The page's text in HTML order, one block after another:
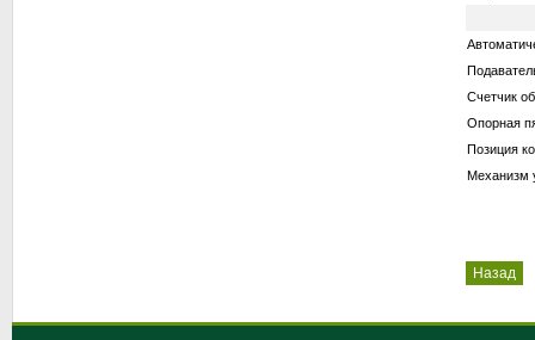
Счетчик
Опорная
Позиция
Механизм
Назад